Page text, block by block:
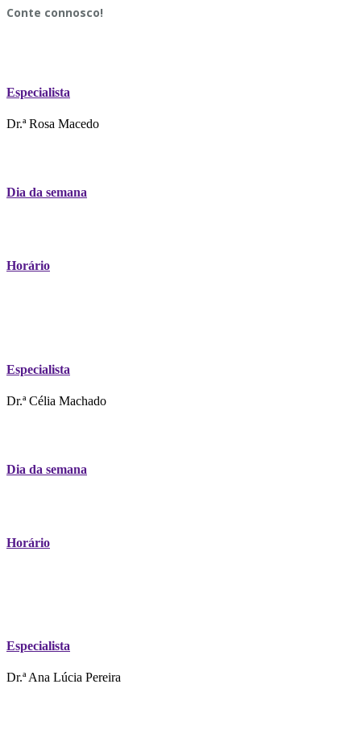
Conte connosco!
Especialista
Dr.ª Rosa Macedo
Dia da semana
Horário
Especialista
Dr.ª Célia Machado
Dia da semana
Horário
Especialista
Dr.ª Ana Lúcia Pereira